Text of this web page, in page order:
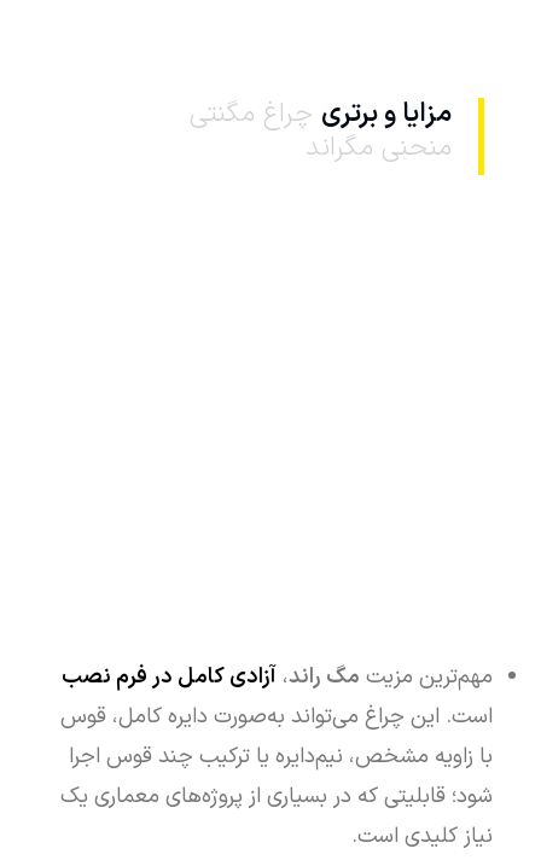
مزایا و برتری‌ چراغ مگنتی
منحنی مگراند
مهم‌ترین مزیت مگ راند، آزادی کامل در فرم نصب
است. این چراغ می‌تواند به‌صورت دایره کامل، قوس
با زاویه مشخص، نیم‌دایره یا ترکیب چند قوس اجرا
شود؛ قابلیتی که در بسیاری از پروژه‌های معماری یک
نیاز کلیدی است.